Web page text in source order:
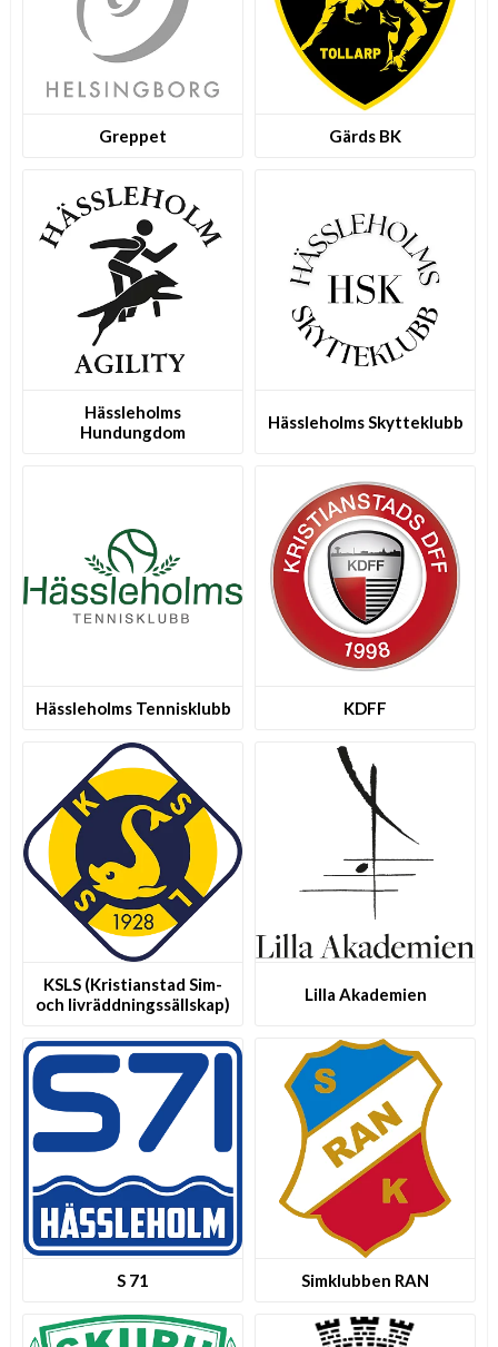
Greppet Gärds BK
Hässleholms
Hundungdom
Hässleholms Skytteklubb
Hässleholms Tennisklubb KDFF
KSLS (Kristianstad Sim-
och l­i­v­r­ä­d­d­n­i­n­g­s­s­ä­l­l­s­k­a­p­)
Lilla Akademien
S 71 Simklubben RAN